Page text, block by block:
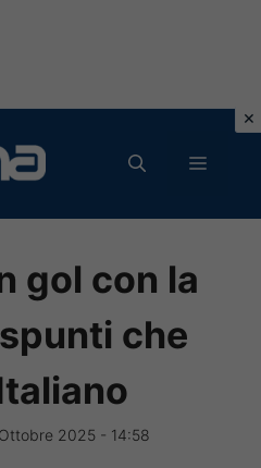
MENU
gol con la
che
2025 - 14:58